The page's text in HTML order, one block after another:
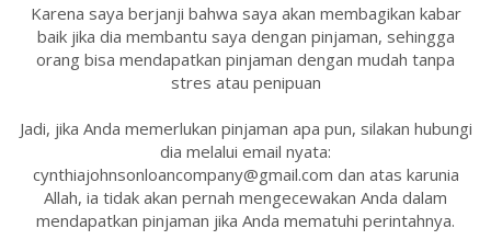
Karena saya berjanji bahwa saya akan membagikan kabar
baik jika dia membantu saya dengan pinjaman, sehingga
orang bisa mendapatkan pinjaman dengan mudah tanpa
stres atau penipuan
Jadi, jika Anda memerlukan pinjaman apa pun, silakan hubungi
dia melalui email nyata:
cynthiajohnsonloancompany@gmail.com dan atas karunia
Allah, ia tidak akan pernah mengecewakan Anda dalam
mendapatkan pinjaman jika Anda mematuhi perintahnya.